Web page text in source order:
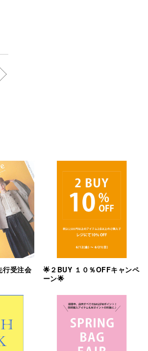
受注会
🌟２BUY １０％OFFキャンペ
ーン🌟